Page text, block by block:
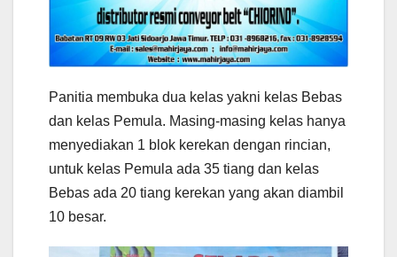
Panitia membuka dua kelas yakni kelas Bebas
dan kelas Pemula. Masing-masing kelas hanya
menyediakan 1 blok kerekan dengan rincian,
untuk kelas Pemula ada 35 tiang dan kelas
Bebas ada 20 tiang kerekan yang akan diambil
10 besar.